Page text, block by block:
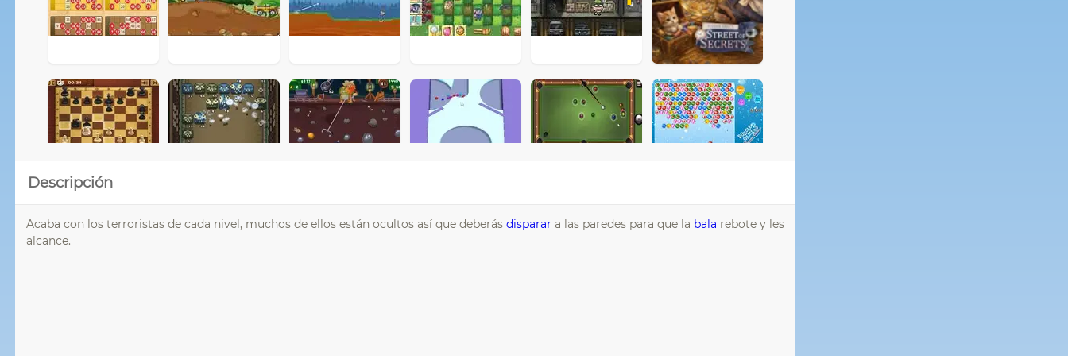
Descripción
Acaba con los terroristas de cada nivel, muchos de ellos están ocultos así que deberás disparar a las paredes para que la bala rebote y les
alcance.